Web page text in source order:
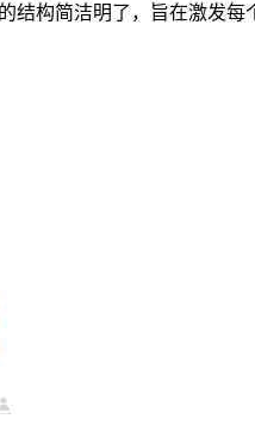
结构简洁明了，旨在激发